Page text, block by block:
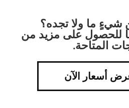
ما ولا تجده؟
للحصول على مزيد من
المتاحة.
أسعار الآن